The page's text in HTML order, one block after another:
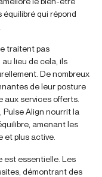
équilibré qui répond
traitent pas
lieu de cela, ils
De nombreux
de leur posture
aux services offerts.
Align nourrit la
amenant les
et plus active.
est essentielle. Les
démontrant des